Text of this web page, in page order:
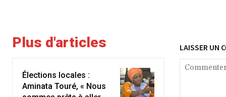
Plus d'articles
Élections locales :
Aminata Touré, « Nous
LAISSER UN